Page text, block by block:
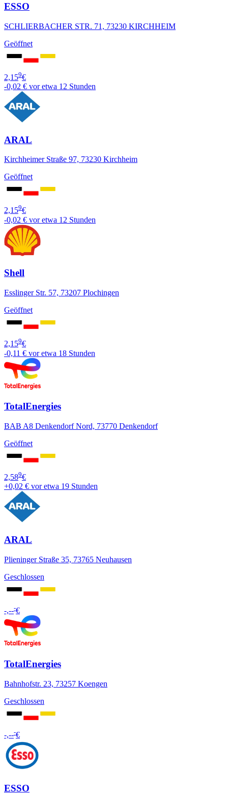
ESSO
SCHLIERBACHER STR. 71, 73230 KIRCHHEIM
Geöffnet
2,159€
-0,02 € vor etwa 12 Stunden
ARAL
Kirchheimer Straße 97, 73230 Kirchheim
Geöffnet
2,159€
-0,02 € vor etwa 12 Stunden
Shell
Esslinger Str. 57, 73207 Plochingen
Geöffnet
2,159€
-0,11 € vor etwa 18 Stunden
TotalEnergies
BAB A8 Denkendorf Nord, 73770 Denkendorf
Geöffnet
2,589€
+0,02 € vor etwa 19 Stunden
ARAL
Plieninger Straße 35, 73765 Neuhausen
Geschlossen
-,---€
TotalEnergies
Bahnhofstr. 23, 73257 Koengen
Geschlossen
-,---€
ESSO